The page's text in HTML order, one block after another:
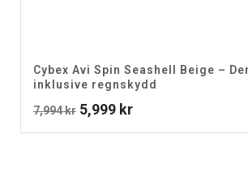
Cybex Avi Spin Seashell Beige –
inklusive regnskydd
7,994kr Det
5,999 krDet